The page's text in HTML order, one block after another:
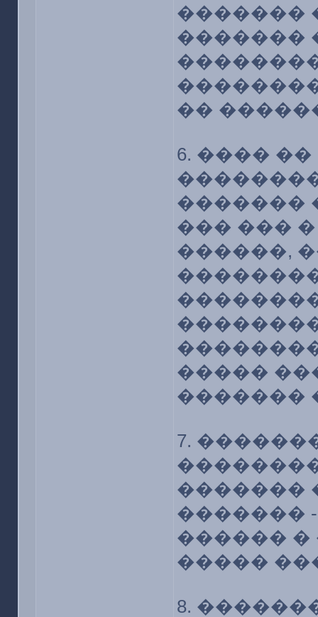
�������
�������
��
6. ����
�������
��� ���
������,
�����
�������
7.
�������
�������
������
�����
8.